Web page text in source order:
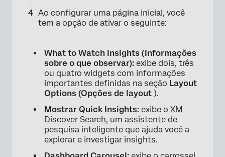
×
Ao configurar uma página inicial, você
tem a opção de ativar o seguinte:
What to Watch Insights (Informações
sobre o que observar): exibe dois, três
ou quatro widgets com informações
importantes definidas na seção Layout
Options (Opções de layout ).
Mostrar Quick Insights: exibe o XM
Discover Search, um assistente de
pesquisa inteligente que ajuda você a
explorar e investigar insights.